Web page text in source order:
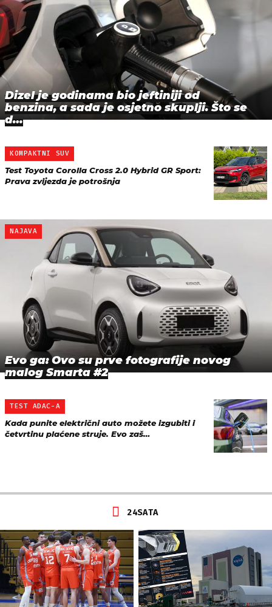
Dizel je godinama bio jeftiniji od
benzina, a sada je osjetno skuplji. Što se
d…
KOMPAKTNI SUV
Test Toyota Corolla Cross 2.0 Hybrid GR Sport:
Prava zvijezda je potrošnja
NAJAVA
Evo ga: Ovo su prve fotografije novog
malog Smarta #2
TEST ADAC-A
Kada punite električni auto možete izgubiti i
četvrtinu plaćene struje. Evo zaš…